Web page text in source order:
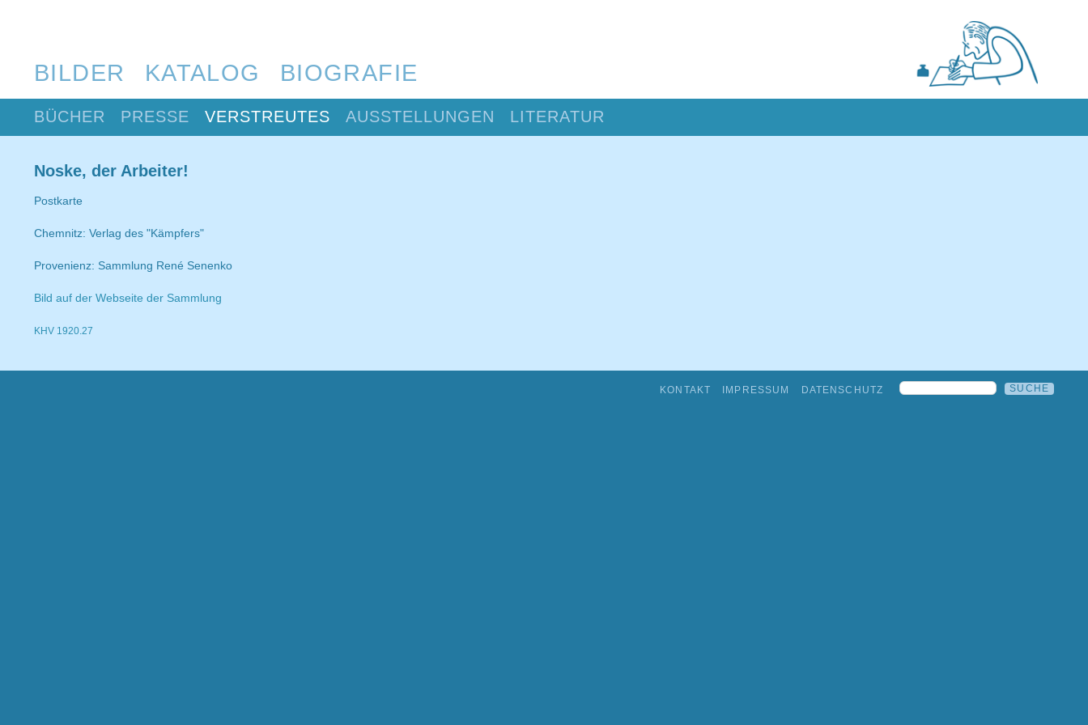
BILDER KATALOG BIOGRAFIE
BÜCHER PRESSE VERSTREUTES AUSSTELLUNGEN LITERATUR
Noske, der Arbeiter!
Postkarte
Chemnitz: Verlag des "Kämpfers"
Provenienz: Sammlung René Senenko
Bild auf der Webseite der Sammlung
KHV 1920.27
KONTAKT IMPRESSUM DATENSCHUTZ